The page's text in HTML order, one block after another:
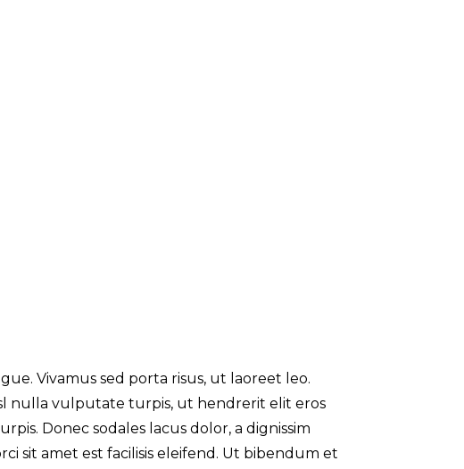
Vivamus sed porta risus, ut laoreet leo.
nulla vulputate turpis, ut hendrerit elit eros
Donec sodales lacus dolor, a dignissim
sit amet est facilisis eleifend. Ut bibendum et